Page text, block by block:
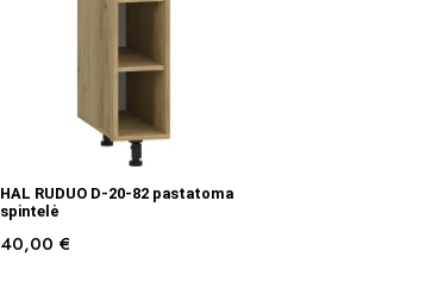
Į KREPŠELĮ
HAL RUDUO D-20-82 pastatoma
spintelė
40,00 €